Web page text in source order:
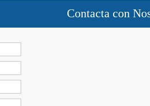
Contacta con